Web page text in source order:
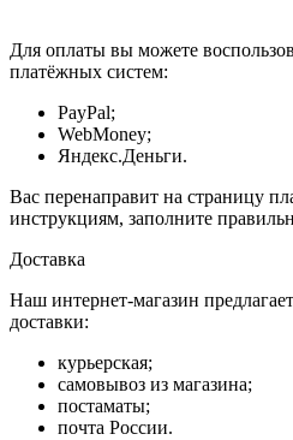
Для оплаты вы можете
платёжных систем:
PayPal;
WebMoney;
Яндекс.Деньги.
Вас перенаправит на страницу
инструкциям, заполните
Доставка
Наш интернет-магазин
доставки:
курьерская;
самовывоз из магазина;
постаматы;
почта России.